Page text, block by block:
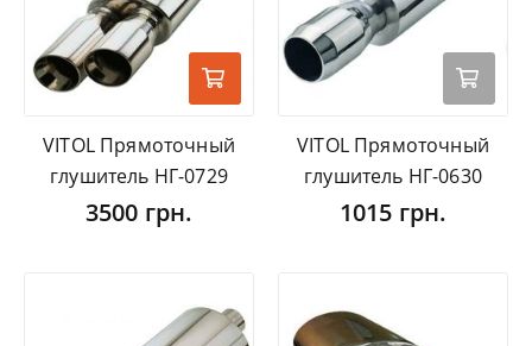
VITOL Прямоточный
глушитель НГ-0729
3500 грн.
VITOL Прямоточный
глушитель НГ-0630
1015 грн.